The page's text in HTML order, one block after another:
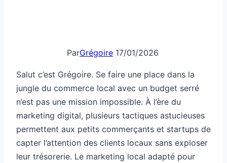
ParGrégoire 17/01/2026
Salut c’est Grégoire. Se faire une place dans la
jungle du commerce local avec un budget serré
n’est pas une mission impossible. À l’ère du
marketing digital, plusieurs tactiques astucieuses
permettent aux petits commerçants et startups de
capter l’attention des clients locaux sans exploser
leur trésorerie. Le marketing local adapté pour